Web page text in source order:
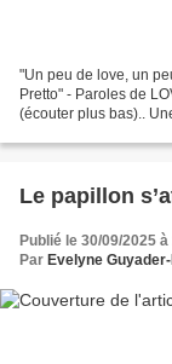
"Un peu de love, un
Pretto" - Paroles de
(écouter plus bas)..
Le papillon
Publié le 30/09/2025 à
Par Evelyne